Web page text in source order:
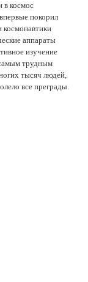
в космос
покорил
космонавтики
аппараты
изучение
трудным
тысяч людей,
все преграды.